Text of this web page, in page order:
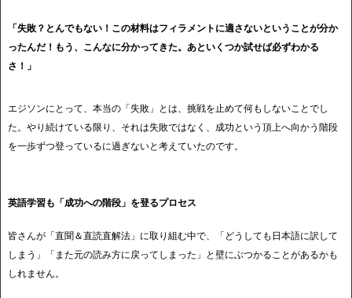
「失敗？とんでもない！この材料はフィラメントに適さないということが分か
ったんだ！もう、こんなに分かってきた。あといくつか試せば必ずわかる
さ！」
エジソンにとって、本当の「失敗」とは、挑戦を止めて何もしないことでし
た。やり続けている限り、それは失敗ではなく、成功という頂上へ向かう階段
を一歩ずつ登っているに過ぎないと考えていたのです。
英語学習も「成功への階段」を登るプロセス
皆さんが「直聞＆直読直解法」に取り組む中で、「どうしても日本語に訳して
しまう」「また元の読み方に戻ってしまった」と壁にぶつかることがあるかも
しれません。